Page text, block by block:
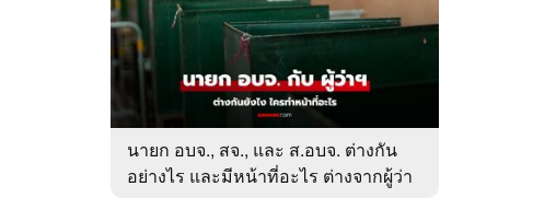
นายก อบจ., สจ., และ ส.อบจ. ต่างกัน
อย่างไร และมีหน้าที่อะไร ต่างจากผู้ว่า